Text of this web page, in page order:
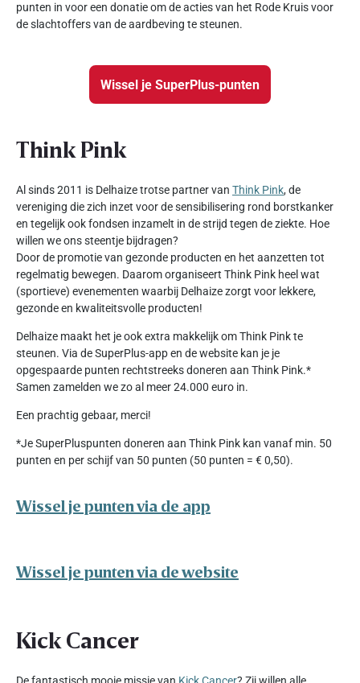
punten in voor een donatie om de acties van het Rode Kruis voor
de slachtoffers van de aardbeving te steunen.
Wissel je SuperPlus-punten
Think Pink
Al sinds 2011 is Delhaize trotse partner van Think Pink, de
vereniging die zich inzet voor de sensibilisering rond borstkanker
en tegelijk ook fondsen inzamelt in de strijd tegen de ziekte. Hoe
willen we ons steentje bijdragen?
Door de promotie van gezonde producten en het aanzetten tot
regelmatig bewegen. Daarom organiseert Think Pink heel wat
(sportieve) evenementen waarbij Delhaize zorgt voor lekkere,
gezonde en kwaliteitsvolle producten!
Delhaize maakt het je ook extra makkelijk om Think Pink te
steunen. Via de SuperPlus-app en de website kan je je
opgespaarde punten rechtstreeks doneren aan Think Pink.*
Samen zamelden we zo al meer 24.000 euro in.
Een prachtig gebaar, merci!
*Je SuperPluspunten doneren aan Think Pink kan vanaf min. 50
punten en per schijf van 50 punten (50 punten = € 0,50).
Wissel je punten via de app
Wissel je punten via de website
Kick Cancer